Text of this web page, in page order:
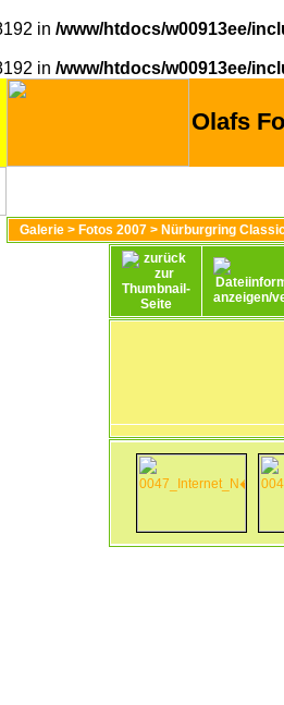
in /www/htdocs/w00913ee/
in /www/htdocs/w00913ee/
Olafs
Galerie > Fotos 2007 > Nürburgring